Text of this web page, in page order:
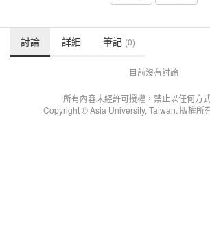
討論 詳細 筆記 (0)
目前沒有討論
所有內容未經許可授權，禁止以任何方
Copyright © Asia University, Taiwan. 版權所